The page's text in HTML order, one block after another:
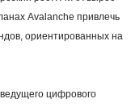
Avalanche привлечь
ориентированных на
цифрового